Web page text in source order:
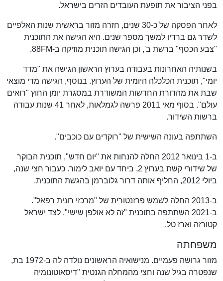
בפני הציבור את תופעת העובדים הזרים בישראל.
לאחר הפסקה של כ-30 שנים, חזרה מזור בראשית שנות האלפיים
לשדר גם ברדיו למשך מספר שנים. היא הגישה את התוכנית
"צבע הכסף" ברשת ב', וכן הגישה תוכנית מוזיקה ב-88FM.
בשנותיה האחרונות בעבודה בערוץ הראשון הגישה את "מדד
יומי", תוכנית הכלכלה היומית של הערוץ. בנוסף, הגישה מדי מוצאי
שבת את מהדורת החדשות המשודרת במסגרת יומן החוץ "רואים
עולם". בסוף מאי 2011 פרשה לגמלאות, לאחר 41 שנות עבודה
ברשות השידור.
השתתפה בעונה השישית של "רוקדים עם כוכבים".
ב-1 בינואר 2012 החלה להנחות את "יום חדש", תוכנית הבוקר
של שידורי קשת בערוץ 2, ביחד עם יואב לימור. כעבור חצי שנה,
ביולי 2012, החליף אותה דרור גלוברמן בהגשת התוכנית.
ב-2013 החלה לשמש פרזנטורית של "מרכזי רונית רפאל".
ב-2021 השתתפה בתוכנית "זה לא אולפן שישי", לצד ישראל
קטורזה וארז טל.
משפחתה
מזור גרושה פעמיים. מנישואיה הראשונים נולדה לה ב-1972 בת,
שנפטרה בגיל שנה וחצי מהמחלה הגנטית "דיסאוטונומיה